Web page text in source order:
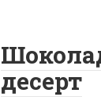
десерт